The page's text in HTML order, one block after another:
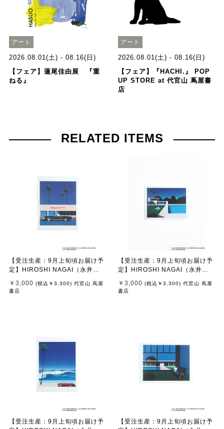
アート
2026.08.01(土) - 08.16(日)
【フェア】蓮尾佳由展 『重
ねる』
アート
2026.08.01(土) - 08.16(日)
【フェア】『HACHI.』 POP
UP STORE at 代官山 蔦屋書
店
RELATED ITEMS
【受注生産：9月上旬頃お届け予
定】HIROSHI NAGAI（永井
キティ） ポスター / KTHN-PT U
￥3,000 (税込 ￥3,300) 代官山 蔦屋
書店
【受注生産：9月上旬頃お届け予
定】HIROSHI NAGAI（永井
キティ） ポスター / KTHN-PT U
￥3,000 (税込 ￥3,300) 代官山 蔦屋
書店
【受注生産：9月上旬頃お届け予
【受注生産：9月上旬頃お届け予